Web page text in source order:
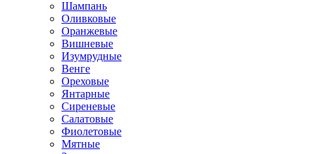
Шампань
Оливковые
Оранжевые
Вишневые
Изумрудные
Венге
Ореховые
Янтарные
Сиреневые
Салатовые
Фиолетовые
Мятные